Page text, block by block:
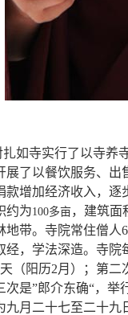
寺实行了以寺养寺
展了以餐饮服务、出
款增加经济收入，逐
约为100多亩，建筑面
地带。寺院常住僧人
经，学法深造。寺院
（阳历2月）；第二
次是”郎介东确“，举
九月二十七至二十九